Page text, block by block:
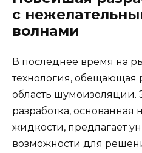
с
волнами
В последнее время на
технология, обещающая
область шумоизоляции.
разработка,
жидкости, предлагает
возможности для